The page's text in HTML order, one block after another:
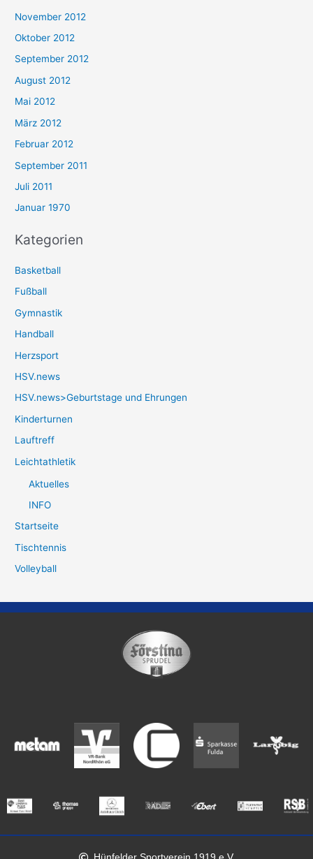
November 2012
Oktober 2012
September 2012
August 2012
Mai 2012
März 2012
Februar 2012
September 2011
Juli 2011
Januar 1970
Kategorien
Basketball
Fußball
Gymnastik
Handball
Herzsport
HSV.news
HSV.news>Geburtstage und Ehrungen
Kinderturnen
Lauftreff
Leichtathletik
Aktuelles
INFO
Startseite
Tischtennis
Volleyball